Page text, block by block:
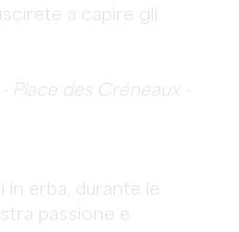
a capire gli
Place des Créneaux -
erba, durante le
passione e